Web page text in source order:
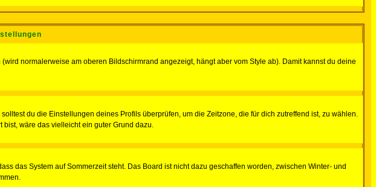
normalerweise am oberen Bildschirmrand angezeigt, hängt aber vom Style ab). Damit kannst du deine
du die Einstellungen deines Profils überprüfen, um die Zeitzone, die für dich zutreffend ist, zu wählen.
wäre das vielleicht ein guter Grund dazu.
das System auf Sommerzeit steht. Das Board ist nicht dazu geschaffen worden, zwischen Winter- und